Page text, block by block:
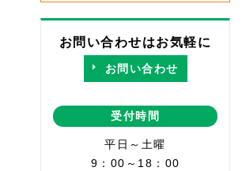
お問い合わせはお気軽に
お問い合わせ
受付時間
平日～土曜
9：00～18：00